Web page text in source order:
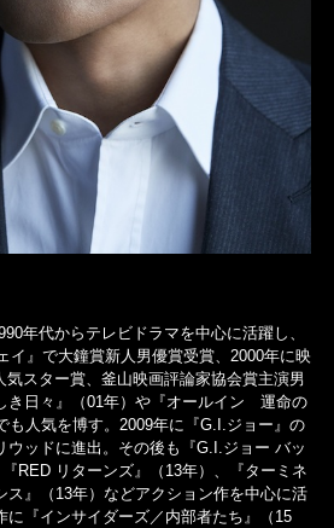
年代からテレビドラマを中心に活躍し、
イ』で大鐘賞新人男優賞受賞、2000年に映
スター賞、釜山映画評論家協会賞主演男
き日々』（01年）や『オールイン 運命の
も人気を博す。2009年に『G.I.ジョー』の
ウッドに進出。その後も『G.I.ジョー バッ
RED リターンズ』（13年）、『ターミネ
ス』（13年）などアクション作を中心に活
に『インサイダーズ／内部者たち』（15